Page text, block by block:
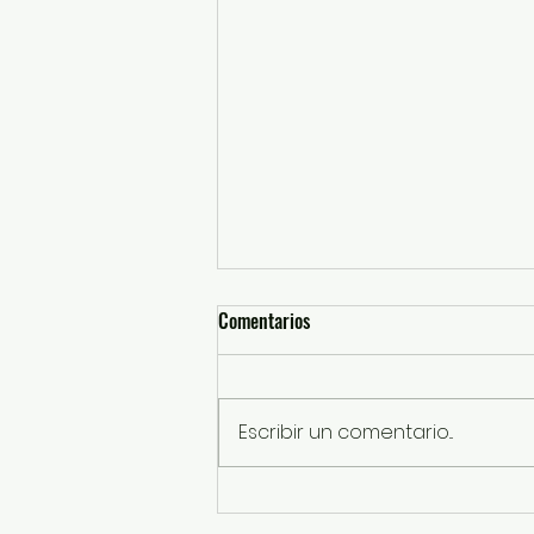
Anuncian Feria de Regreso a
Comentarios
Escribir un comentario...